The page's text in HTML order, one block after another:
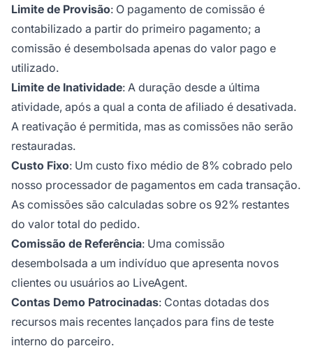
Limite de Provisão: O pagamento de comissão é
contabilizado a partir do primeiro pagamento; a
comissão é desembolsada apenas do valor pago e
utilizado.
Limite de Inatividade: A duração desde a última
atividade, após a qual a conta de afiliado é desativada.
A reativação é permitida, mas as comissões não serão
restauradas.
Custo Fixo: Um custo fixo médio de 8% cobrado pelo
nosso processador de pagamentos em cada transação.
As comissões são calculadas sobre os 92% restantes
do valor total do pedido.
Comissão de Referência: Uma comissão
desembolsada a um indivíduo que apresenta novos
clientes ou usuários ao LiveAgent.
Contas Demo Patrocinadas: Contas dotadas dos
recursos mais recentes lançados para fins de teste
interno do parceiro.